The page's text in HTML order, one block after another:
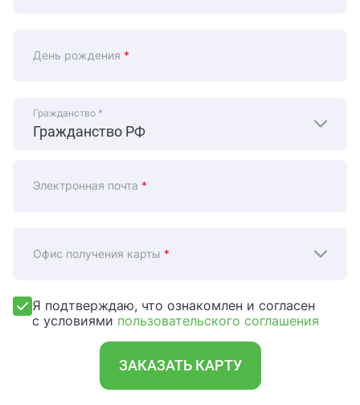
День рождения *
Гражданство *
Электронная почта *
Офис получения карты *
Я подтверждаю, что ознакомлен и согласен
с условиями пользовательского соглашения
ЗАКАЗАТЬ КАРТУ